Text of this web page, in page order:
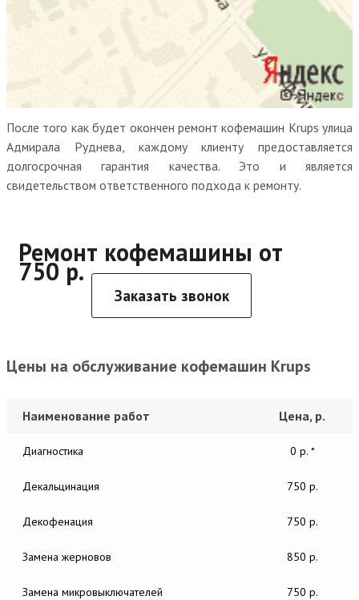
После того как будет окончен ремонт кофемашин Krups улица
Адмирала Руднева, каждому клиенту предоставляется
долгосрочная гарантия качества. Это и является
свидетельством ответственного подхода к ремонту.
Ремонт кофемашины от
750 р.
Заказать звонок
Цены на обслуживание кофемашин Krups
Наименование работ Цена, р.
Диагностика 0 р. *
Декальцинация 750 р.
Декофенация 750 р.
Замена жерновов 850 р.
Замена микровыключателей 750 р.